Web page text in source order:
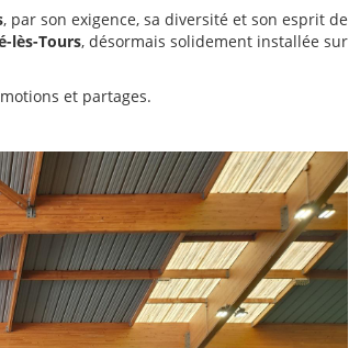
, par son exigence, sa diversité et son esprit de
lès-Tours, désormais solidement installée sur
et partages.